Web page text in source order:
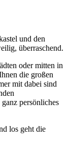
und den
überraschend.
oder mitten in
die großen
mit dabei sind
persönliches
los geht die